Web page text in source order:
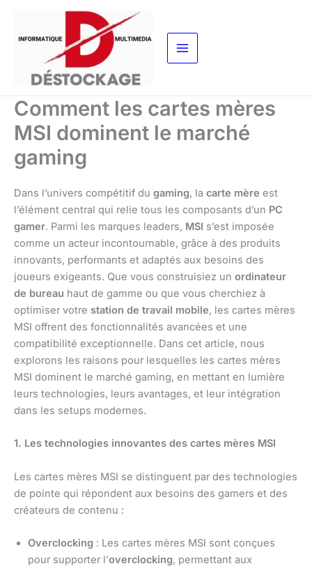
contenu
Comment les cartes mères
MSI dominent le marché
gaming
Dans l’univers compétitif du gaming, la carte mère est
l’élément central qui relie tous les composants d’un PC
gamer. Parmi les marques leaders, MSI s’est imposée
comme un acteur incontournable, grâce à des produits
innovants, performants et adaptés aux besoins des
joueurs exigeants. Que vous construisiez un ordinateur
de bureau haut de gamme ou que vous cherchiez à
optimiser votre station de travail mobile, les cartes mères
MSI offrent des fonctionnalités avancées et une
compatibilité exceptionnelle. Dans cet article, nous
explorons les raisons pour lesquelles les cartes mères
MSI dominent le marché gaming, en mettant en lumière
leurs technologies, leurs avantages, et leur intégration
dans les setups modernes.
1. Les technologies innovantes des cartes mères MSI
Les cartes mères MSI se distinguent par des technologies
de pointe qui répondent aux besoins des gamers et des
créateurs de contenu :
Overclocking : Les cartes mères MSI sont conçues
pour supporter l’overclocking, permettant aux